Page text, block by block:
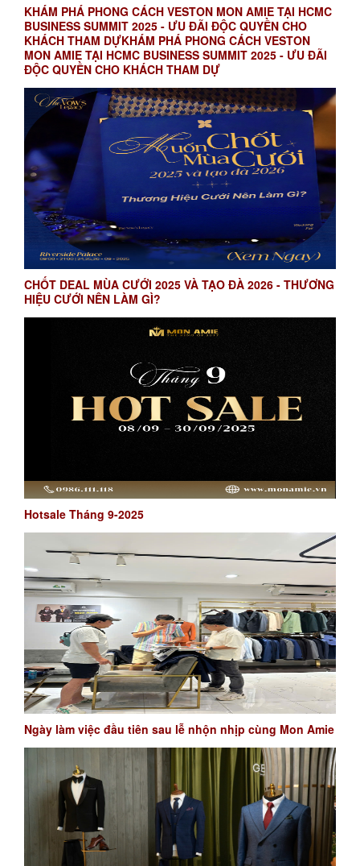
KHÁM PHÁ PHONG CÁCH VESTON MON AMIE TẠI HCMC
BUSINESS SUMMIT 2025 - ƯU ĐÃI ĐỘC QUYỀN CHO
KHÁCH THAM DỰKHÁM PHÁ PHONG CÁCH VESTON
MON AMIE TẠI HCMC BUSINESS SUMMIT 2025 - ƯU ĐÃI
ĐỘC QUYỀN CHO KHÁCH THAM DỰ
CHỐT DEAL MÙA CƯỚI 2025 VÀ TẠO ĐÀ 2026 - THƯƠNG
HIỆU CƯỚI NÊN LÀM GÌ?
Hotsale Tháng 9-2025
Ngày làm việc đầu tiên sau lễ nhộn nhịp cùng Mon Amie